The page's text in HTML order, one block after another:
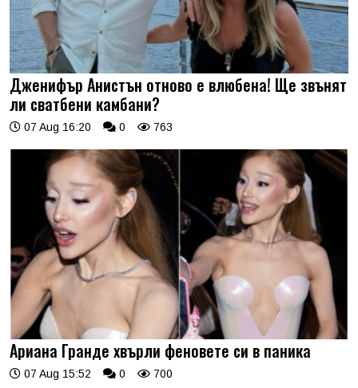
Дженифър Анистън отново е влюбена! Ще звънят
ли сватбени камбани?
07 Aug 16:20 0 763
Ариана Гранде хвърли феновете си в паника
07 Aug 15:52 0 700